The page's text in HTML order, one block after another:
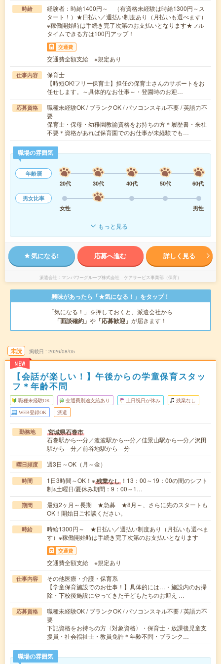
時給
経験者：時給1400円～ （有資格未経験は時給1300円～ス
タート！）★日払い／週払い制度あり（月払いも選べます）
※稼働開始時は手続き完了次第のお支払いとなります★フル
タイムできる方は100円アップ！
交通費
交通費全額支給 ※規定あり
仕事内容
保育士
【時短OK!フリー保育士】担任の保育士さんのサポートをお
任せします。～具体的なお仕事～・登園時のお迎…
応募資格
職種未経験OK / ブランクOK / パソコンスキル不要 / 英語力不
要
保育士・保母・幼稚園教諭資格をお持ちの方＊履歴書・来社
不要＊資格があれば保育園でのお仕事が未経験でも…
職場の雰囲気
年齢層
20代
30代 40代 50代
60代
男女比率
女性
男性
もっと見る
気になる! 応募へ進む 詳しく見る
派遣会社 マンパワーグループ株式会社 ケアサービス事業部（保育）
興味があったら「★気になる！」をタップ！
「気になる！」を押しておくと、派遣会社から
「面談確約」 や 「応募歓迎」 が届きます！
未読
NEW
掲載日 2026/08/05
【会話が楽しい！】午後からの学童保育スタッ
フ＊年齢不問
職種未経験OK 交通費別途支給あり 土日祝日が休み 残業なし
WEB登録OK 派遣
勤務地 宮城県石巻市
石巻駅から---分／渡波駅から---分／佳景山駅から---分／沢田
駅から---分／前谷地駅から---分
曜日頻度 週3日～OK（月～金）
時間 1日3時間～OK！※残業なし ！13：00～19：00の間のシフト
制※土曜日/夏休み期間：9：00～1…
期間
最短2ヶ月～長期 ★急募 ★8月～、さらに先のスタートも
OK！開始日ご相談ください。
時給
時給1300円～ ★日払い／週払い制度あり（月払いも選べま
す）※稼働開始時は手続き完了次第のお支払いとなります
交通費
交通費全額支給 ※規定あり
仕事内容
その他医療・介護・保育系
【学童保育施設でのお仕事！】具体的には…・施設内のお掃
除・下校後施設にやってきた子どもたちのお迎え …
応募資格
職種未経験OK / ブランクOK / パソコンスキル不要 / 英語力不
要
下記資格をお持ちの方〈対象資格〉・保育士・放課後児童支
援員・社会福祉士・教員免許＊年齢不問・ブランク…
職場の雰囲気